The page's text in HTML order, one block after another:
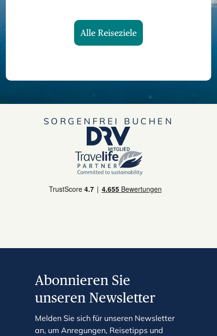
Alle Reiseziele
SORGENFREI BUCHEN
Abonnieren Sie
unseren Newsletter
Melden Sie sich für unseren Newsletter
an, um Anregungen, Reisetipps und